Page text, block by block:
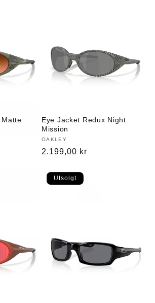
Matte
Eye Jacket Redux Night
Mission
Selger:
OAKLEY
Vanlig
2.199,00 kr
Utsolgt